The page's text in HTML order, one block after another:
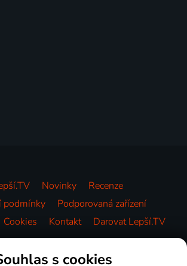
Novinky
Recenze
podmínky
Podporovaná zařízení
Cookies Kontakt Darovat Lepší.TV
Videotéka
s cookies